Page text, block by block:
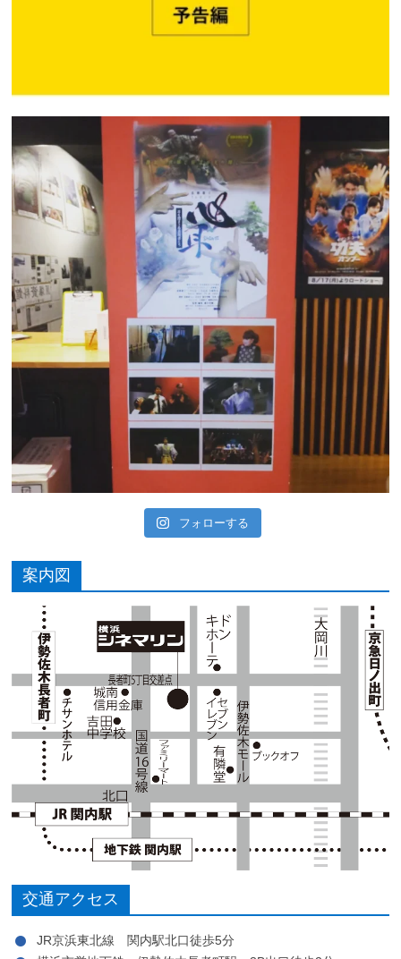
フォローする
案内図
交通アクセス
JR京浜東北線 関内駅北口徒歩5分